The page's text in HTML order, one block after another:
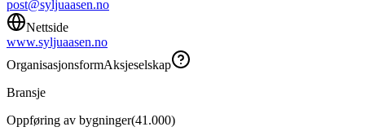
post@syljuaasen.no
Nettside
www.syljuaasen.no
OrganisasjonsformAksjeselskap
Bransje
Oppføring av bygninger(41.000)